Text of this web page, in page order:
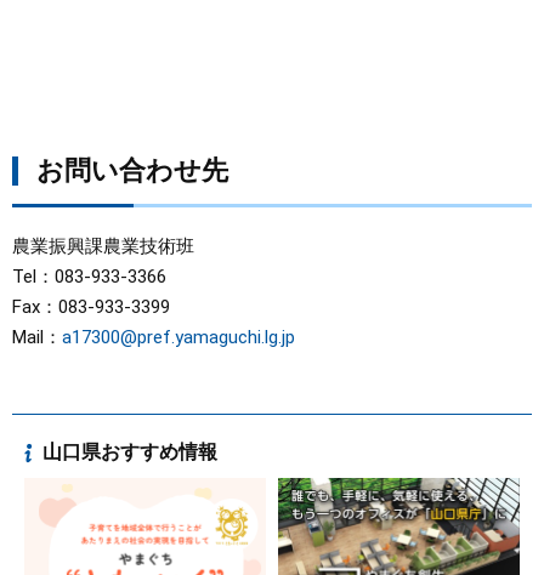
お問い合わせ先
農業振興課農業技術班
Tel：083-933-3366
Fax：083-933-3399
Mail： a17300@pref.yamaguchi.lg.jp
山口県おすすめ情報